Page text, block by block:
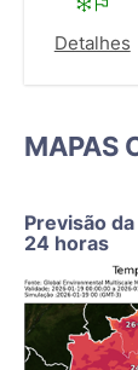
Detalhes
MAPAS
Previsão
24 horas